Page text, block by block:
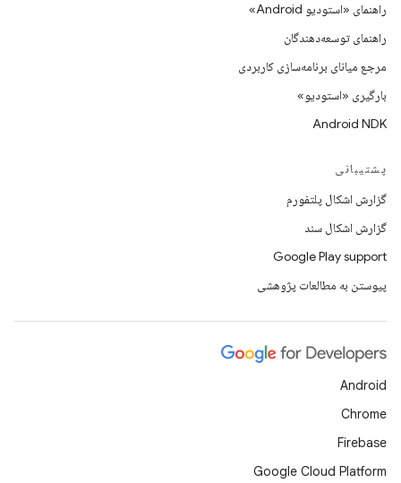
راهنمای «استودیو Android»
راهنمای توسعه‌دهندگان
مرجع میانای برنامه‌سازی کاربردی
بارگیری «استودیو»
Android NDK
پشتیبانی
گزارش اشکال پلتفورم
گزارش اشکال سند
Google Play support
پیوستن به مطالعات پژوهشی
Android
Chrome
Firebase
Google Cloud Platform